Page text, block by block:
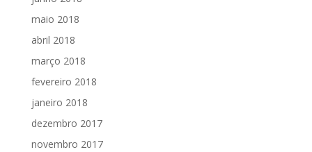
maio 2018
abril 2018
março 2018
fevereiro 2018
janeiro 2018
dezembro 2017
novembro 2017